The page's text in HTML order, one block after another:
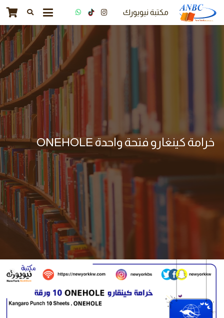
مكتبة نيويورك
خرامة كينغارو فتحة واحدة ONEHOLE